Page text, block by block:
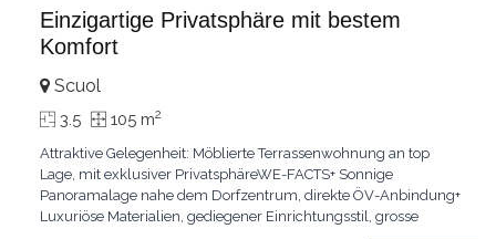
Einzigartige Privatsphäre mit bestem
Komfort
Scuol
3.5 105 m2
Attraktive Gelegenheit: Möblierte Terrassenwohnung an top
Lage, mit exklusiver PrivatsphäreWE-FACTS+ Sonnige
Panoramalage nahe dem Dorfzentrum, direkte ÖV-Anbindung+
Luxuriöse Materialien, gediegener Einrichtungsstil, grosse